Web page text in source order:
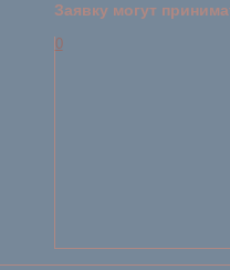
Заявку могут
0